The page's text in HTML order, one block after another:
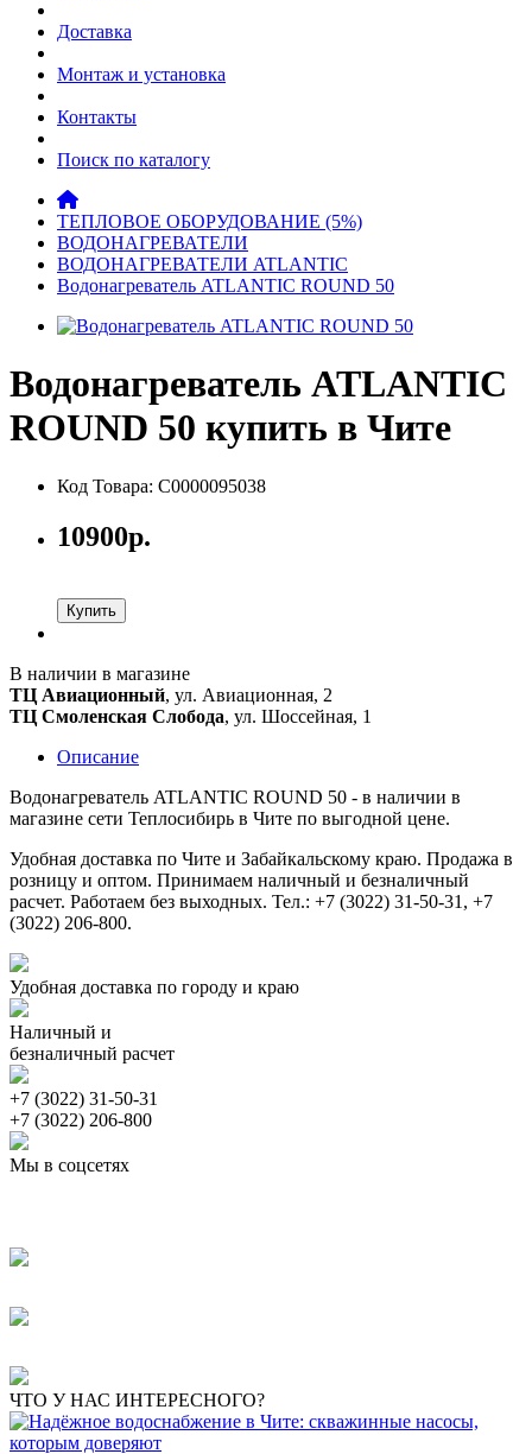
Доставка
Монтаж и установка
Контакты
Поиск по каталогу
ТЕПЛОВОЕ ОБОРУДОВАНИЕ (5%)
ВОДОНАГРЕВАТЕЛИ
ВОДОНАГРЕВАТЕЛИ ATLANTIC
Водонагреватель ATLANTIC ROUND 50
Водонагреватель ATLANTIC
ROUND 50 купить в Чите
Код Товара: С0000095038
10900р.
Купить
В наличии в магазине
ТЦ Авиационный, ул. Авиационная, 2
ТЦ Смоленская Слобода, ул. Шоссейная, 1
Описание
Водонагреватель ATLANTIC ROUND 50 - в наличии в
магазине сети Теплосибирь в Чите по выгодной цене.
Удобная доставка по Чите и Забайкальскому краю. Продажа в
розницу и оптом. Принимаем наличный и безналичный
расчет. Работаем без выходных. Тел.: +7 (3022) 31-50-31, +7
(3022) 206-800.
Удобная доставка по городу и краю
Наличный и
безналичный расчет
+7 (3022) 31-50-31
+7 (3022) 206-800
Мы в соцсетях
ЧТО У НАС ИНТЕРЕСНОГО?